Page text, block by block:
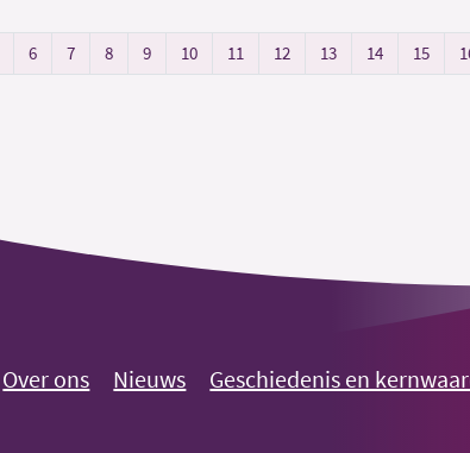
6 7 8 9 10 11 12 13 14 15
Over ons Nieuws Geschiedenis en